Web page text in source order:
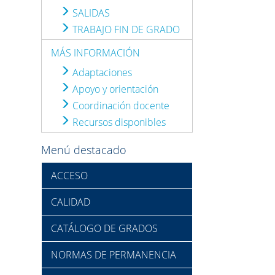
SALIDAS
TRABAJO FIN DE GRADO
MÁS INFORMACIÓN
Adaptaciones
Apoyo y orientación
Coordinación docente
Recursos disponibles
Menú destacado
ACCESO
CALIDAD
CATÁLOGO DE GRADOS
NORMAS DE PERMANENCIA